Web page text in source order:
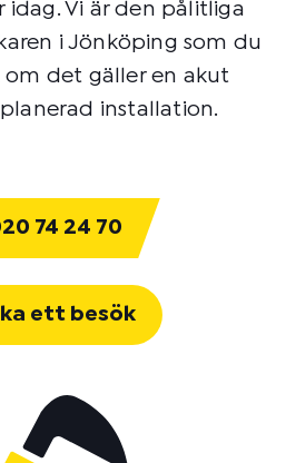
idag. Vi är den pålitliga
i Jönköping som du
om det gäller en akut
installation.
74 24 70
ett besök